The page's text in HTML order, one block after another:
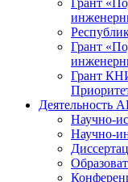
Грант
Грант
Деятельность
Научно-
Научно-